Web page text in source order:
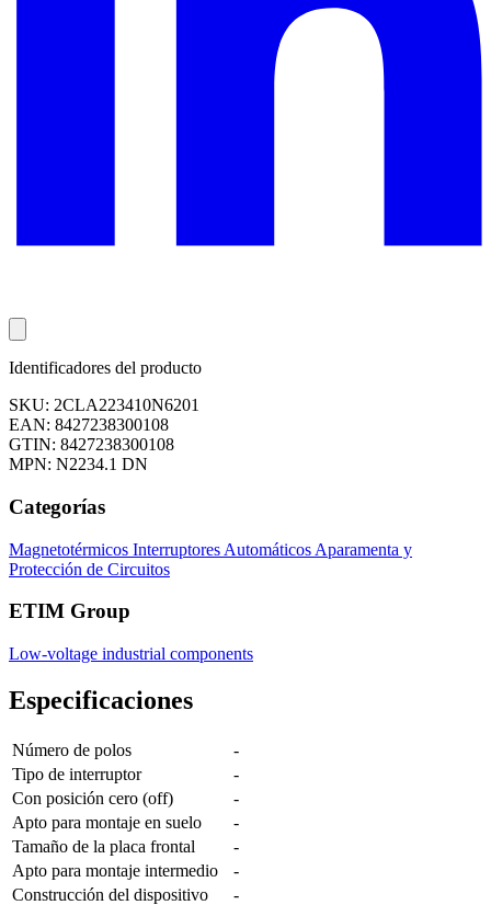
Identificadores del producto
SKU: 2CLA223410N6201
EAN: 8427238300108
GTIN: 8427238300108
MPN: N2234.1 DN
Categorías
Magnetotérmicos Interruptores Automáticos Aparamenta y
Protección de Circuitos
ETIM Group
Low-voltage industrial components
Especificaciones
Número de polos
-
Tipo de interruptor
-
Con posición cero (off)
-
Apto para montaje en suelo
-
Tamaño de la placa frontal
-
Apto para montaje intermedio
-
Construcción del dispositivo
-